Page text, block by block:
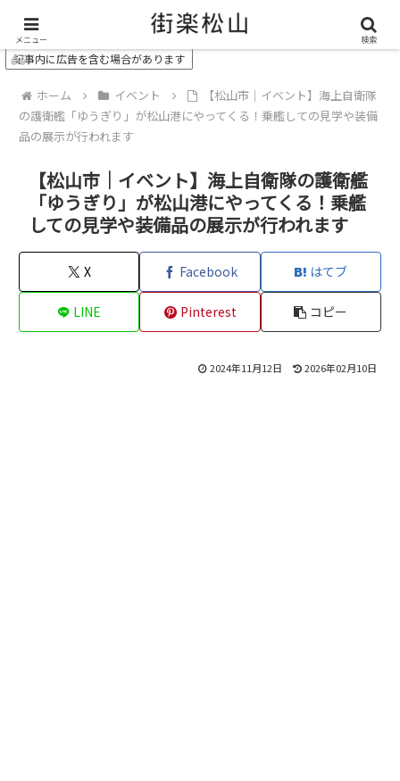
＼ 松山の街を“オモシロク”する地域情報メディア ／
記事内に広告を含む場合があります
ホーム イベント
【松山市｜イベント】海上自衛隊
の護衛艦「ゆうぎり」が松山港にやってくる！乗艦しての見学や装備
品の展示が行われます
【松山市｜イベント】海上自衛隊の護衛艦
「ゆうぎり」が松山港にやってくる！乗艦
しての見学や装備品の展示が行われます
X Facebook はてブ
LINE Pinterest コピー
2024年11月12日 2026年02月10日
メニュー 検索